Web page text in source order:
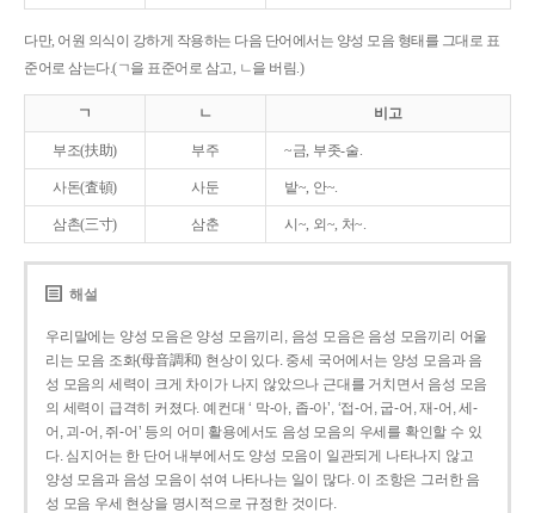
다만, 어원 의식이 강하게 작용하는 다음 단어에서는 양성 모음 형태를 그대로 표
준어로 삼는다.(ㄱ을 표준어로 삼고, ㄴ을 버림.)
ㄱ ㄴ 비고
부조(扶助) 부주 ~금, 부좃-술.
사돈(査頓) 사둔 밭~, 안~.
삼촌(三寸) 삼춘 시~, 외~, 처~.
해설
우리말에는 양성 모음은 양성 모음끼리, 음성 모음은 음성 모음끼리 어울
리는 모음 조화(母音調和) 현상이 있다. 중세 국어에서는 양성 모음과 음
성 모음의 세력이 크게 차이가 나지 않았으나 근대를 거치면서 음성 모음
의 세력이 급격히 커졌다. 예컨대 ‘ 막-아, 좁-아’, ‘접-어, 굽-어, 재-어, 세-
어, 괴-어, 쥐-어’ 등의 어미 활용에서도 음성 모음의 우세를 확인할 수 있
다. 심지어는 한 단어 내부에서도 양성 모음이 일관되게 나타나지 않고
양성 모음과 음성 모음이 섞여 나타나는 일이 많다. 이 조항은 그러한 음
성 모음 우세 현상을 명시적으로 규정한 것이다.